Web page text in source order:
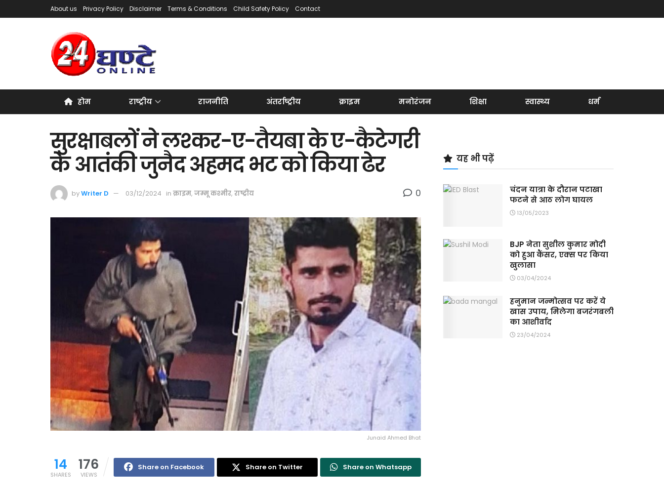
About us Privacy Policy Disclaimer Terms & Conditions Child Safety Policy Contact
होम राष्ट्रीय राजनीति अंतर्राष्ट्रीय क्राइम मनोरंजन शिक्षा स्वास्थ्य धर्म
सुरक्षाबलों ने लश्कर-ए-तैयबा के ए-कैटेगरी
के आतंकी जुनैद अहमद भट को किया ढेर
byWriter D 03/12/2024 in क्राइम, जम्मू कश्मीर, राष्ट्रीय 0
Junaid Ahmed Bhat
14
SHARES
176
VIEWS
Share on Facebook Share on Twitter Share on Whatsapp
यह भी पढ़ें
चंदन यात्रा के दौरान पटाखा
फटने से आठ लोग घायल
13/05/2023
BJP नेता सुशील कुमार मोदी
को हुआ कैंसर, एक्स पर किया
खुलासा
03/04/2024
हनुमान जन्मोत्सव पर करें ये
खास उपाय, मिलेगा बजरंगबली
का आशीर्वाद
23/04/2024